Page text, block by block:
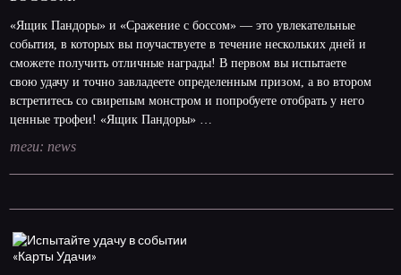
«Ящик Пандоры» и «Сражение с боссом» — это увлекательные
события, в которых вы поучаствуете в течение нескольких дней и
сможете получить отличные награды! В первом вы испытаете
свою удачу и точно завладеете определенным призом, а во втором
встретитесь со свирепым монстром и попробуете отобрать у него
ценные трофеи! «Ящик Пандоры» …
теги: news